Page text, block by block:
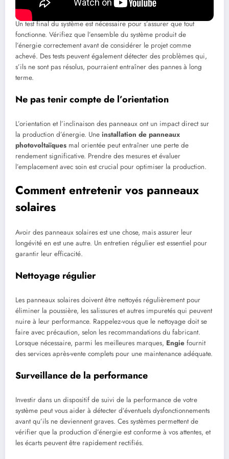
Un test final du système est nécessaire pour s’assurer que tout
fonctionne. Vérifiez que l’ensemble du système produit de
l’énergie correctement avant de considérer le projet comme
achevé. Des tests peuvent également détecter des problèmes qui,
s’ils ne sont pas résolus, pourraient entraîner des pannes à long
terme.
Ne pas tenir compte de l’orientation
L’orientation et l’inclinaison des panneaux ont un impact direct sur
la production d’énergie. Une installation de panneaux
photovoltaïques mal orientée peut entraîner une perte de
rendement significative. Prendre des mesures et évaluer
l’emplacement avec soin est crucial pour optimiser la production.
Comment entretenir vos panneaux
solaires
Avoir des panneaux solaires est une chose, mais assurer leur
longévité en est une autre. Un entretien régulier est essentiel pour
garantir leur efficacité.
Nettoyage régulier
Les panneaux solaires doivent être nettoyés régulièrement pour
éliminer la poussière, les salissures et autres impuretés qui peuvent
nuire à leur performance. Rappelez-vous que le nettoyage doit se
faire avec précaution, selon les recommandations du fabricant.
Lorsque nécessaire, parmi les meilleures marques, Engie fournit
des services après-vente complets pour une maintenance adéquate.
Surveillance de la performance
Investir dans un dispositif de suivi de la performance de votre
système peut vous aider à détecter d’éventuels dysfonctionnements
avant qu’ils ne deviennent graves. Ces systèmes permettent de
vérifier que la production d’énergie est conforme à vos attentes, et
les écarts peuvent être rapidement rectifiés.